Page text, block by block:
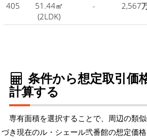
405
51.44㎡
(2LDK)
- 2,567
条件から想定取引価
計算する
専有面積を選択することで、周辺の類
づき現在のル・シェール弐番館の想定価